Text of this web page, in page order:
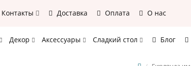
Контакты Доставка Оплата О нас
Декор Аксессуары Сладкий стол Блог